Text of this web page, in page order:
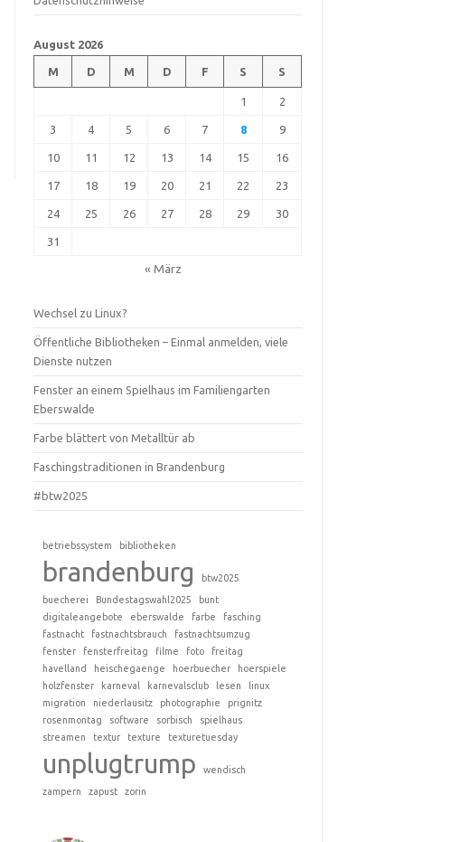
August 2026
M D M D F S S
1 2
3 4 5 6 7 8 9
10 11 12 13 14 15 16
17 18 19 20 21 22 23
24 25 26 27 28 29 30
31
« März
Wechsel zu Linux?
Öffentliche Bibliotheken – Einmal anmelden, viele
Dienste nutzen
Fenster an einem Spielhaus im Familiengarten
Eberswalde
Farbe blättert von Metalltür ab
Faschingstraditionen in Brandenburg
#btw2025
betriebssystem bibliotheken
brandenburg
btw2025
buecherei
Bundestagswahl2025
bunt
digitaleangebote
eberswalde farbe
fasching
fastnacht
fastnachtsbrauch
fastnachtsumzug
fenster
fensterfreitag filme foto
freitag
havelland
heischegaenge hoerbuecher
hoerspiele
holzfenster
karneval karnevalsclub lesen
linux
migration
niederlausitz photographie
prignitz
rosenmontag
software sorbisch
spielhaus
streamen
textur texture texturetuesday
unplugtrump
wendisch
zampern
zapust zorin